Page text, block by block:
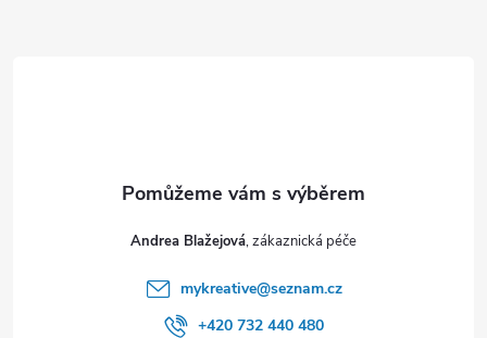
Andrea Blažejová
mykreative@seznam.cz
+420 732 440 480